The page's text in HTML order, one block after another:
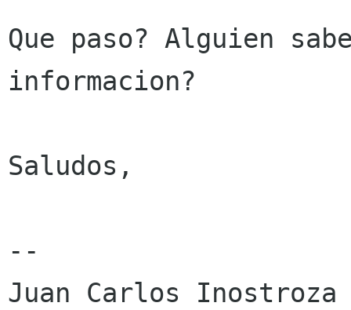
Que paso? Alguien
informacion?
Saludos,
--
Juan Carlos Inostroza